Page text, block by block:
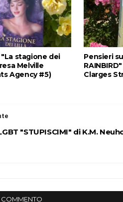
"La stagione dei
Melville
Agency #5)
Pensieri
Clarges
"STUPISCIMI" di K.M.
COMMENTO